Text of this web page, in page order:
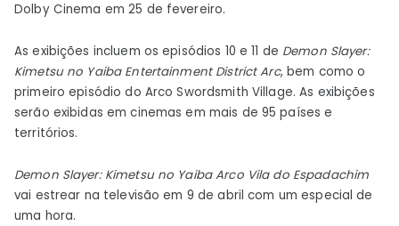
Dolby Cinema em 25 de fevereiro.
As exibições incluem os episódios 10 e 11 de Demon Slayer:
Kimetsu no Yaiba Entertainment District Arc, bem como o
primeiro episódio do Arco Swordsmith Village. As exibições
serão exibidas em cinemas em mais de 95 países e
territórios.
Demon Slayer: Kimetsu no Yaiba Arco Vila do Espadachim
vai estrear na televisão em 9 de abril com um especial de
uma hora.